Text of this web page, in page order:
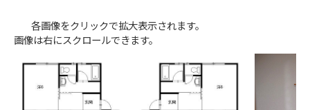
各画像をクリックで拡大表示されます。
画像は右にスクロールできます。